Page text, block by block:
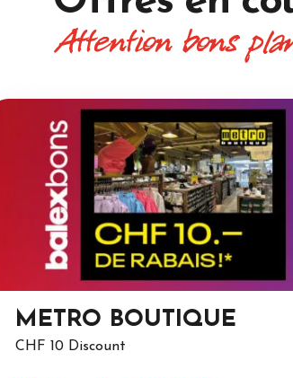
Attention bons
METRO BOUTIQUE
CHF 10 Discount